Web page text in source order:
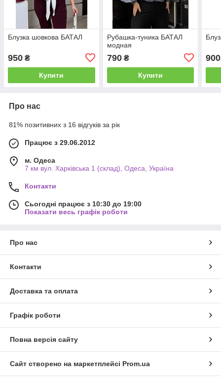
Блузка шовкова БАТАЛ
950 ₴
Купити
Рубашка-туника БАТАЛ
модная
790₴
Купити
900
Про нас
81% позитивних з 16 відгуків за рік
Працює з 29.06.2012
м. Одеса
7 км вул. Харківська 1 (склад), Одеса, Україна
Контакти
Сьогодні працює з 10:30 до 19:00
Показати весь графік роботи
Про нас
Контакти
Доставка та оплата
Графік роботи
Повна версія сайту
Сайт створено на маркетплейсі Prom.ua